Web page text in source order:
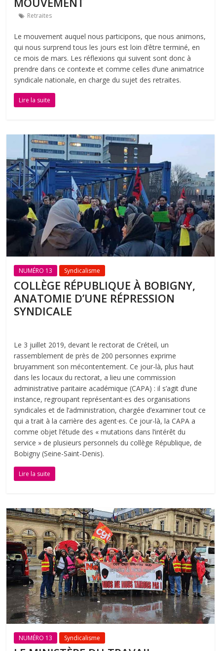
Retraites
Le mouvement auquel nous participons, que nous animons,
qui nous surprend tous les jours est loin d’être terminé, en
ce mois de mars. Les réflexions qui suivent sont donc à
prendre dans ce contexte et comme celles d’une animatrice
syndicale nationale, en charge du sujet des retraites.
Lire la suite
NUMÉRO 13 Syndicalisme
COLLÈGE RÉPUBLIQUE À BOBIGNY,
ANATOMIE D’UNE RÉPRESSION
SYNDICALE
Le 3 juillet 2019, devant le rectorat de Créteil, un
rassemblement de près de 200 personnes exprime
bruyamment son mécontentement. Ce jour-là, plus haut
dans les locaux du rectorat, a lieu une commission
administrative paritaire académique (CAPA) : il s’agit d’une
instance, regroupant représentant·es des organisations
syndicales et de l’administration, chargée d’examiner tout ce
qui a trait à la carrière des agent·es. Ce jour-là, la CAPA a
comme objet l’étude des « mutations dans l’intérêt du
service » de plusieurs personnels du collège République, de
Bobigny (Seine-Saint-Denis).
Lire la suite
NUMÉRO 13 Syndicalisme